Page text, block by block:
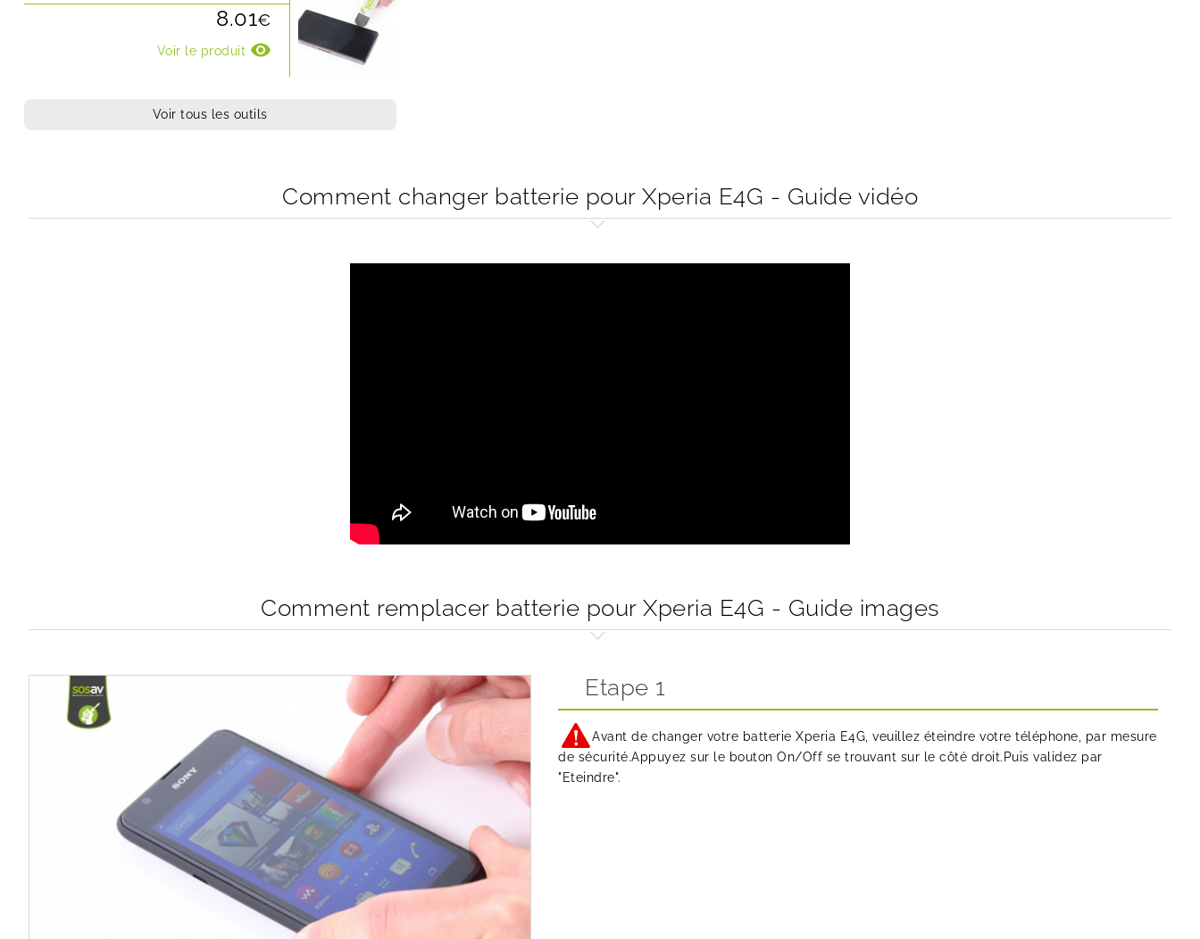
8.01€
Voir le produit visibility
Voir tous les outils
Comment changer batterie pour Xperia E4G - Guide vidéo
Comment remplacer batterie pour Xperia E4G - Guide images
Etape 1
Avant de changer votre batterie Xperia E4G, veuillez éteindre votre téléphone, par mesure
de sécurité.Appuyez sur le bouton On/Off se trouvant sur le côté droit.Puis validez par
"Eteindre".